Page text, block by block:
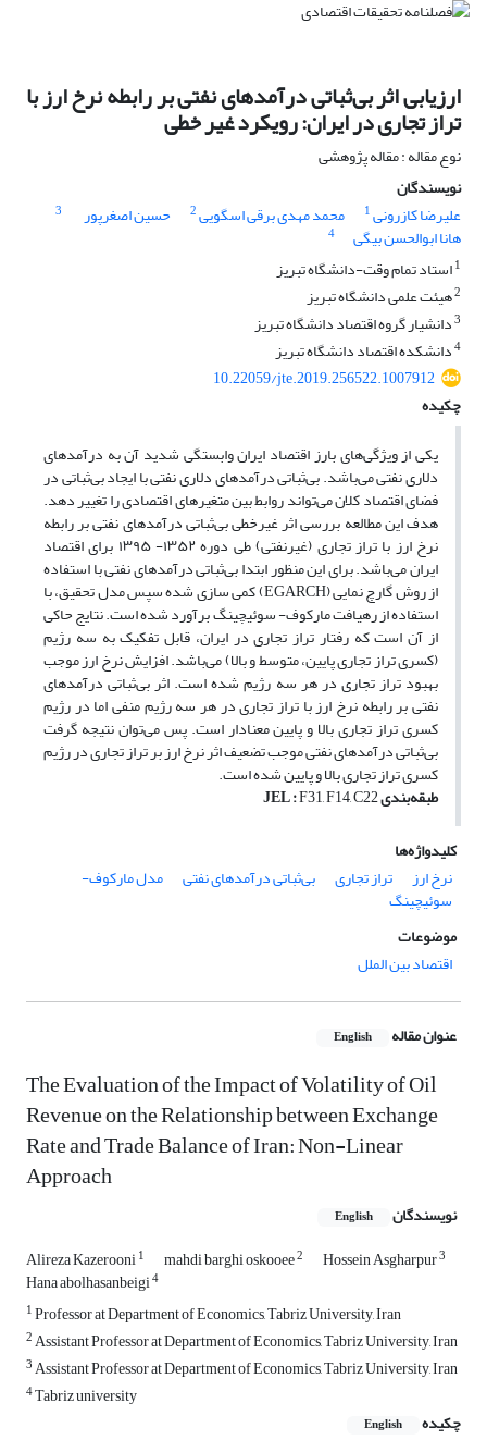
ارزیابی اثر بی‌ثباتی درآمدهای نفتی بر رابطه نرخ ارز با
تراز تجاری در ایران: رویکرد غیر خطی
نوع مقاله : مقاله پژوهشی
نویسندگان
علیرضا کازرونی1 محمد مهدی برقی اسگویی2 حسین اصغرپور 3
هانا ابوالحسن بیگی
4
1استاد تمام وقت-دانشگاه تبریز
2هیئت علمی دانشگاه تبریز
3دانشیار گروه اقتصاد دانشگاه تبریز
4دانشکده اقتصاد دانشگاه تبریز
10.22059/jte.2019.256522.1007912
چکیده
یکی از ویژگی‌های بارز اقتصاد ایران وابستگی شدید آن به درآمدهای
دلاری نفتی می‌باشد. بی‌ثباتی درآمدهای دلاری نفتی با ایجاد بی‌ثباتی در
فضای اقتصاد کلان می‌تواند روابط بین متغیرهای اقتصادی را تغییر دهد.
هدف این مطالعه بررسی اثر غیرخطی بی‌ثباتی درآمدهای نفتی بر رابطه
نرخ ارز با تراز تجاری (غیرنفتی) طی دوره ۱۳۵۲- ۱۳۹۵ برای اقتصاد
ایران می‌باشد. برای این منظور ابتدا بی‌ثباتی درآمدهای نفتی با استفاده
از روش گارچ نمایی (EGARCH) کمی سازی شده سپس مدل تحقیق، با
استفاده از رهیافت مارکوف- سوئیچینگ برآورد شده است. نتایج حاکی
از آن است که رفتار تراز تجاری در ایران، قابل تفکیک به سه رژیم
(کسری تراز تجاری پایین، متوسط و بالا) می‌باشد. افزایش نرخ ارز موجب
بهبود تراز تجاری در هر سه رژیم شده است. اثر بی‌ثباتی درآمدهای
نفتی بر رابطه نرخ ارز با تراز تجاری در هر سه رژیم منفی اما در رژیم
کسری تراز تجاری بالا و پایین معنادار است. پس می‌توان نتیجه گرفت
بی‌ثباتی درآمدهای نفتی موجب تضعیف اثر نرخ ارز بر تراز تجاری در رژیم
کسری تراز تجاری بالا و پایین شده است.
طبقه‌بندی JEL:F31, F14, C22
کلیدواژه‌ها
نرخ ارز
تراز تجاری بی‌ثباتی درآمدهای نفتی مدل مارکوف-
سوئیچینگ
موضوعات
اقتصاد بین الملل
عنوان مقاله English
The Evaluation of the Impact of Volatility of Oil
Revenue on the Relationship between Exchange
Rate and Trade Balance of Iran: Non-Linear
Approach
نویسندگان English
Alireza Kazerooni1 mahdi barghi oskooee2 Hossein Asgharpur3
Hana abolhasanbeigi4
1Professor at Department of Economics, Tabriz University, Iran
2Assistant Professor at Department of Economics, Tabriz University, Iran
3Assistant Professor at Department of Economics, Tabriz University, Iran
4Tabriz university
چکیده
English